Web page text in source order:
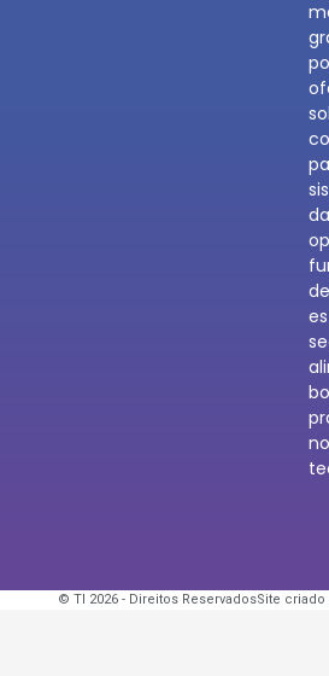
© TI 2026 - Direitos ReservadosSite criado